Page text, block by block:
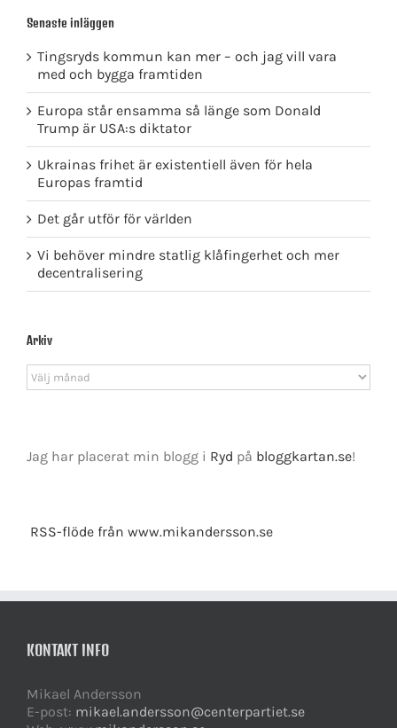
Senaste inläggen
Tingsryds kommun kan mer – och jag vill vara
med och bygga framtiden
Europa står ensamma så länge som Donald
Trump är USA:s diktator
Ukrainas frihet är existentiell även för hela
Europas framtid
Det går utför för världen
Vi behöver mindre statlig klåfingerhet och mer
decentralisering
Arkiv
Arkiv
Jag har placerat min blogg i Ryd på bloggkartan.se!
RSS-flöde från www.mikandersson.se
KONTAKT INFO
Mikael Andersson
E-post: mikael.andersson@centerpartiet.se